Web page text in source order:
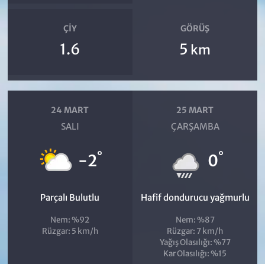
ÇIY
1.6
GÖRÜŞ
5 km
24 MART
SALI
-2°
Parçalı Bulutlu
Nem: %92
Rüzgar: 5 km/h
25 MART
ÇARŞAMBA
0°
Hafif dondurucu yağmurlu
Nem: %87
Rüzgar: 7 km/h
Yağış Olasılığı: %77
Kar Olasılığı: %15